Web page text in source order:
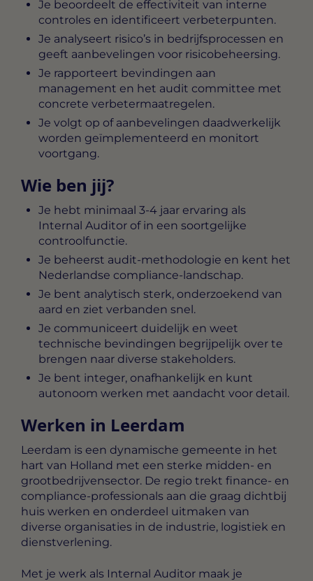
Je beoordeelt de effectiviteit van interne
controles en identificeert verbeterpunten.
Je analyseert risico’s in bedrijfsprocessen en
geeft aanbevelingen voor risicobeheersing.
Je rapporteert bevindingen aan
management en het audit committee met
concrete verbetermaatregelen.
Je volgt op of aanbevelingen daadwerkelijk
worden geïmplementeerd en monitort
voortgang.
Wie ben jij?
Je hebt minimaal 3-4 jaar ervaring als
Internal Auditor of in een soortgelijke
controolfunctie.
Je beheerst audit-methodologie en kent het
Nederlandse compliance-landschap.
Je bent analytisch sterk, onderzoekend van
aard en ziet verbanden snel.
Je communiceert duidelijk en weet
technische bevindingen begrijpelijk over te
brengen naar diverse stakeholders.
Je bent integer, onafhankelijk en kunt
autonoom werken met aandacht voor detail.
Werken in Leerdam
Leerdam is een dynamische gemeente in het
hart van Holland met een sterke midden- en
grootbedrijvensector. De regio trekt finance- en
compliance-professionals aan die graag dichtbij
huis werken en onderdeel uitmaken van
diverse organisaties in de industrie, logistiek en
dienstverlening.
Met je werk als Internal Auditor maak je